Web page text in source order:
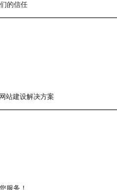
的信任
站建设解决方案
服务！